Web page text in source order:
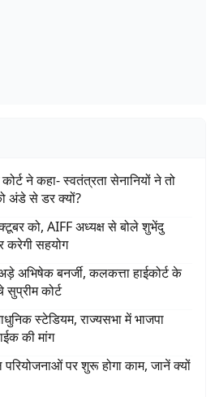
ने कहा- स्वतंत्रता सेनानियों ने तो
अंडे से डर क्यों?
को, AIFF अध्यक्ष से बोले शुभेंदु
करेगी सहयोग
अभिषेक बनर्जी, कलकत्ता हाईकोर्ट के
कोर्ट
स्टेडियम, राज्यसभा में भाजपा
की मांग
पर शुरू होगा काम, जानें क्यों